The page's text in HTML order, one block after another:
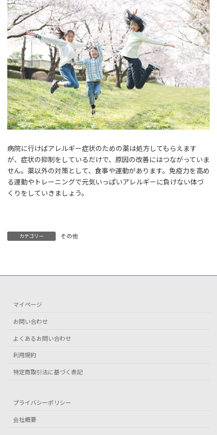
病院に行けばアレルギー症状のための薬は処方してもらえます
が、症状の抑制をしているだけで、原因の改善にはつながっていま
せん。薬以外の対策として、食事や運動があります。免疫力を高め
る運動やトレーニングで元気いっぱいアレルギーに負けない体づ
くりをしていきましょう。
カテゴリー その他
マイページ
お問い合わせ
よくあるお問い合わせ
利用規約
特定商取引法に基づく表記
プライバシーポリシー
会社概要